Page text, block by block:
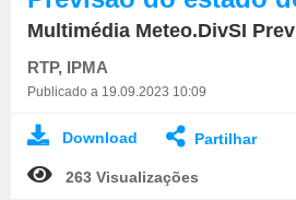
Multimédia Meteo.DivSI Previsão do estado do
RTP, IPMA
Publicado a 19.09.2023 10:09
Download Partilhar
263 Visualizações